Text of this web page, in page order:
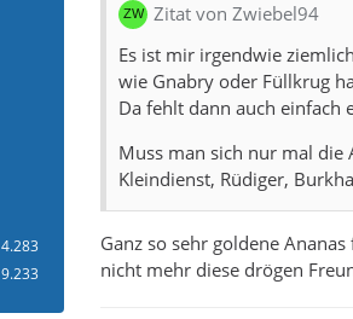
4.283
9.233
Zitat von Zwiebel94
Es ist mir irgendwie
wie Gnabry oder Füllkrug
Da fehlt dann auch einfach
Muss man sich nur mal die
Kleindienst, Rüdiger,
Ganz so sehr goldene
nicht mehr diese drögen